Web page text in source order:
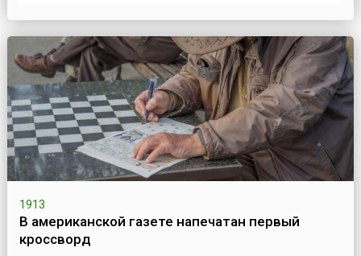
самостоятельно. Он стал очень популярным журналом с
тиражом в 1...
1913
В американской газете напечатан первый
кроссворд